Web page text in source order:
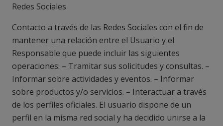
Redes Sociales
Contacto a través de las Redes Sociales con el fin de
mantener una relación entre el Usuario y el
Responsable que puede incluir las siguientes
operaciones: – Tramitar sus solicitudes y consultas. –
Informar sobre actividades y eventos. – Informar
sobre productos y/o servicios. – Interactuar a través
de los perfiles oficiales. El usuario dispone de un
perfil en la misma red social y ha decidido unirse a la